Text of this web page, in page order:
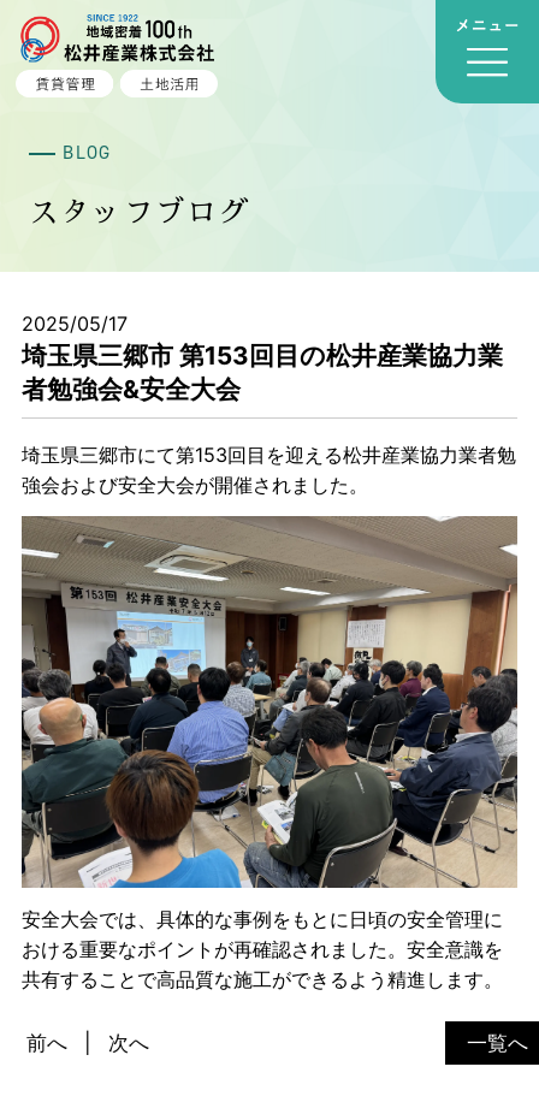
BLOG
スタッフブログ
2025/05/17
埼玉県三郷市 第153回目の松井産業協力業
者勉強会&安全大会
埼玉県三郷市にて第153回目を迎える松井産業協力業者勉
強会および安全大会が開催されました。
安全大会では、具体的な事例をもとに日頃の安全管理に
おける重要なポイントが再確認されました。安全意識を
共有することで高品質な施工ができるよう精進します。
一覧へ
前へ 次へ